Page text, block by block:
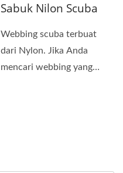
Sabuk Nilon Scuba
Webbing scuba terbuat
dari Nylon. Jika Anda
mencari webbing yang